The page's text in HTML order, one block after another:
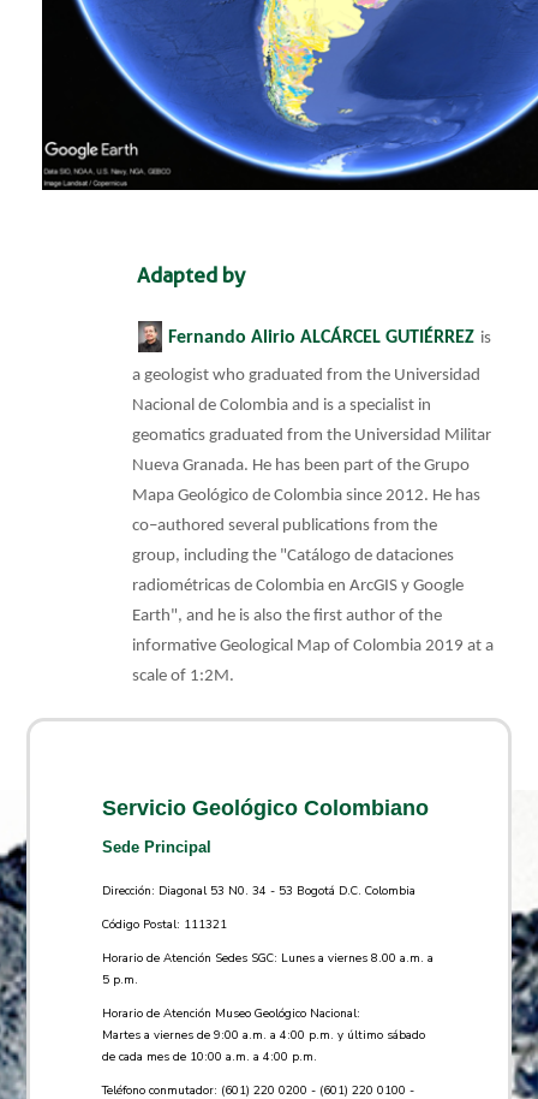
​​​Adap​ted by
Fernando Alirio ALCÁRCEL GUTIÉRREZ is
a geologist who graduated from the Universidad
Nacional de Colombia and is a specialist in
geomatics graduated from the Universidad Militar
Nueva Granada. He has been part of the Grupo
Mapa Geológico de Colombia since 2012. He has
co–authored several publications from the
group, including the "Catálogo de dataciones ​
radiométricas de Colombia​ en ArcGIS y Google
Earth"​, and he is also the first author of the
informative Geological Map of Colombia 2019 at a
scale of 1:2M.
Servicio Geológico Colombiano
Sede Principal
Dirección: Diagonal 53 N0. 34 - 53 Bogotá D.C. Colombia
Código Postal: 111321
Horario de Atención Sedes SGC: Lunes a viernes 8.00 a.m. a
5 p.m.
Horario de Atención Museo Geológico Nacional:
Martes a viernes de 9:00 a.m. a 4:00 p.m. y último sábado
de cada mes de 10:00 a.m. a 4:00 p.m.
Teléfono conmutador: (601) 220 0200 - (601) 220 0100 -